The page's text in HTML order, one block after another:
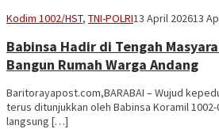
Kodim 1002/HST, TNI-POLRIVananta
13 April 202613
Babinsa Hadir di Tengah
Bangun Rumah Warga Andang
Baritorayapost.com,BARABAI – Wujud
terus ditunjukkan oleh Babinsa Koramil
langsung […]